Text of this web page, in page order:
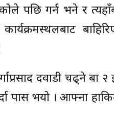
पछि गर्न भने र
दवाडी चढ्ने
पास भयो । आफ्ना